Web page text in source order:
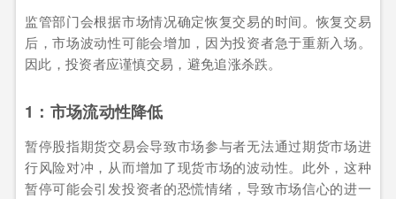
监管部门会根据市场情况确定恢复交易的时间。恢复交易
后，市场波动性可能会增加，因为投资者急于重新入场。
因此，投资者应谨慎交易，避免追涨杀跌。
1：市场流动性降低
暂停股指期货交易会导致市场参与者无法通过期货市场进
行风险对冲，从而增加了现货市场的波动性。此外，这种
暂停可能会引发投资者的恐慌情绪，导致市场信心的进一